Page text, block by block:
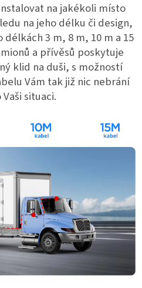
na jakékoli místo
na jeho délku či design,
3 m, 8 m, 10 m a 15
a přívěsů poskytuje
klid na duši, s možností
Vám tak již nic nebrání
situaci.